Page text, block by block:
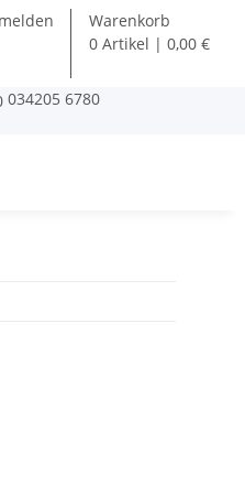
Warenkorb
0 Artikel | 0,00 €
034205 6780